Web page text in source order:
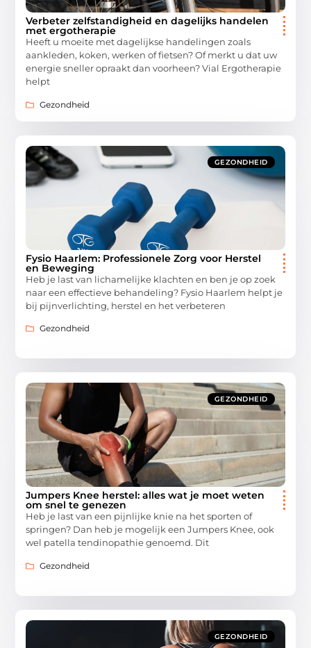
Verbeter zelfstandigheid en dagelijks handelen
met ergotherapie
Heeft u moeite met dagelijkse handelingen zoals
aankleden, koken, werken of fietsen? Of merkt u dat uw
energie sneller opraakt dan voorheen? Vial Ergotherapie
helpt
Gezondheid
GEZONDHEID
Fysio Haarlem: Professionele Zorg voor Herstel
en Beweging
Heb je last van lichamelijke klachten en ben je op zoek
naar een effectieve behandeling? Fysio Haarlem helpt je
bij pijnverlichting, herstel en het verbeteren
Gezondheid
GEZONDHEID
Jumpers Knee herstel: alles wat je moet weten
om snel te genezen
Heb je last van een pijnlijke knie na het sporten of
springen? Dan heb je mogelijk een Jumpers Knee, ook
wel patella tendinopathie genoemd. Dit
Gezondheid
GEZONDHEID